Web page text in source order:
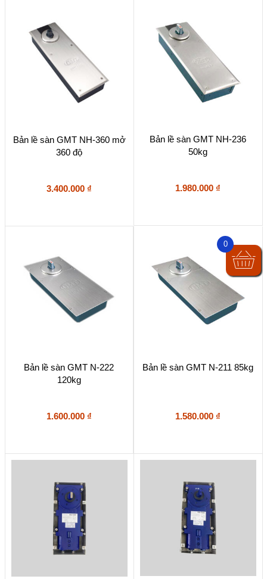
Bản lề sàn GMT NH-360 mở
360 độ
3.400.000 ₫
Bản lề sàn GMT NH-236
50kg
1.980.000 ₫
Bản lề sàn GMT N-222
120kg
1.600.000 ₫
Bản lề sàn GMT N-211 85kg
1.580.000 ₫
0